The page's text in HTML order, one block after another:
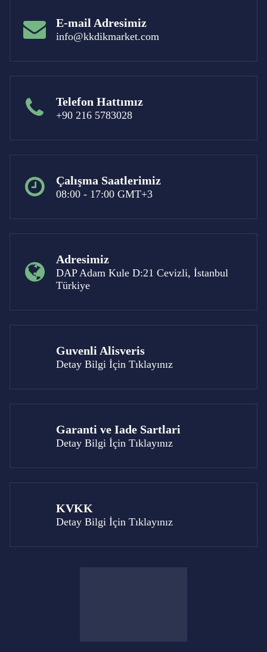
E-mail Adresimiz
info@kkdikmarket.com
Telefon Hattımız
+90 216 5783028
Çalışma Saatlerimiz
08:00 - 17:00 GMT+3
Adresimiz
DAP Adam Kule D:21 Cevizli, İstanbul
Türkiye
Guvenli Alisveris
Detay Bilgi İçin Tıklayınız
Garanti ve Iade Sartlari
Detay Bilgi İçin Tıklayınız
KVKK
Detay Bilgi İçin Tıklayınız